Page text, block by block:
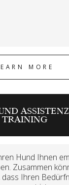
MORE
TRAINING
Hund Ihnen
Zusammen
Ihren